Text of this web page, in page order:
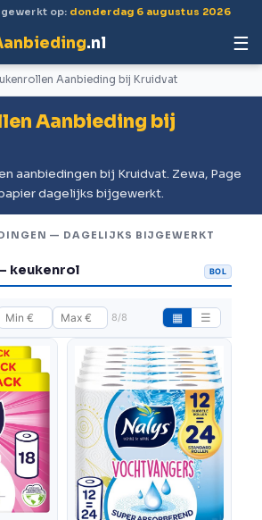
op: donderdag 6 augustus 2026
.nl ☰
Aanbieding bij Kruidvat
Aanbieding bij
aanbiedingen bij Kruidvat. Zewa, Page
dagelijks bijgewerkt.
— DAGELIJKS BIJGEWERKT
keukenrol BOL
8/8 ▦ ☰